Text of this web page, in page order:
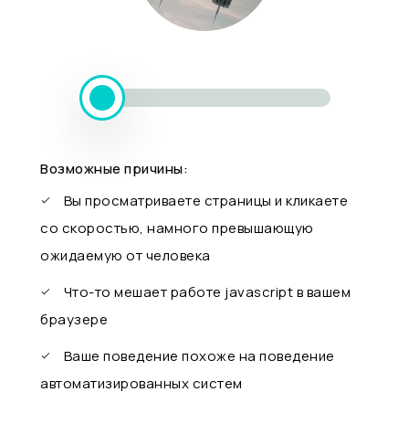
Возможные причины:
Вы просматриваете страницы и кликаете
со скоростью, намного превышающую
ожидаемую от человека
Что-то мешает работе javascript в вашем
браузере
Ваше поведение похоже на поведение
автоматизированных систем